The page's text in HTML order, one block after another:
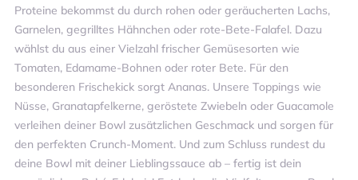
Proteine bekommst du durch rohen oder geräucherten Lachs,
Garnelen, gegrilltes Hähnchen oder rote-Bete-Falafel. Dazu
wählst du aus einer Vielzahl frischer Gemüsesorten wie
Tomaten, Edamame-Bohnen oder roter Bete. Für den
besonderen Frischekick sorgt Ananas. Unsere Toppings wie
Nüsse, Granatapfelkerne, geröstete Zwiebeln oder Guacamole
verleihen deiner Bowl zusätzlichen Geschmack und sorgen für
den perfekten Crunch-Moment. Und zum Schluss rundest du
deine Bowl mit deiner Lieblingssauce ab – fertig ist dein